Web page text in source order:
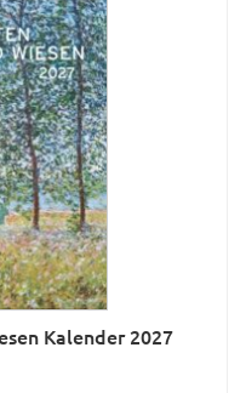
Kalender 2027